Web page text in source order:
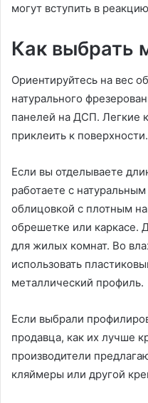
могут вступить в
Как выбрать
Ориентируйтесь на вес
натурального
панелей на ДСП. Легкие
приклеить к поверхности.
Если вы отделываете
работаете с
облицовкой с плотным
обрешетке или каркасе.
для жилых комнат. Во
использовать
металлический профиль.
Если выбрали
продавца, как их лучше
производители
кляймеры или другой